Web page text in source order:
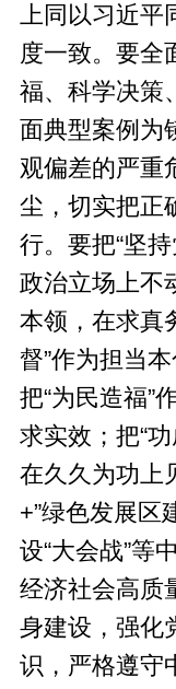
上同以习近
度一致。要全
福、科学决策
面典型案例为
观偏差的严重
尘，切实把正
行。要把“坚
政治立场上不
本领，在求真
督”作为担当
把“为民造福”
求实效；把“
在久久为功上
+”绿色发展区
设“大会战”等
经济社会高质
身建设，强化
识，严格遵守